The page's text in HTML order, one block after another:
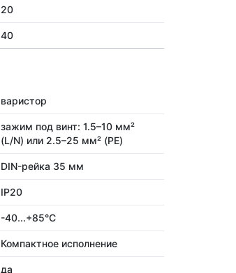
20
40
варистор
зажим под винт: 1.5–10 мм²
(L/N) или 2.5–25 мм² (PE)
DIN-рейка 35 мм
IP20
-40...+85°C
Компактное исполнение
да